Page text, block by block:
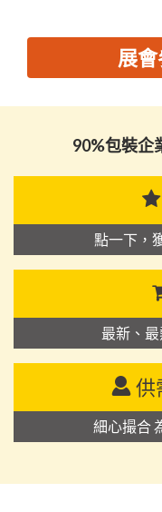
展
90%包裝企
點一下，
最新、
供
細心撮合